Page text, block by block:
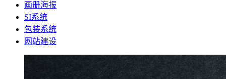
画册海报
SI系统
包装系统
网站建设